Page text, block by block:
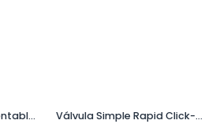
Soporte de Latón Orientable para Ducha Ref.107839 Válvula Simple Rapid Click-Clack Cromada para Lavabo Ref.161840